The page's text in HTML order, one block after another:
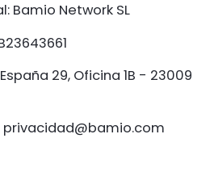
Bamio Network SL
29, Oficina 1B - 23009
privacidad@bamio.com